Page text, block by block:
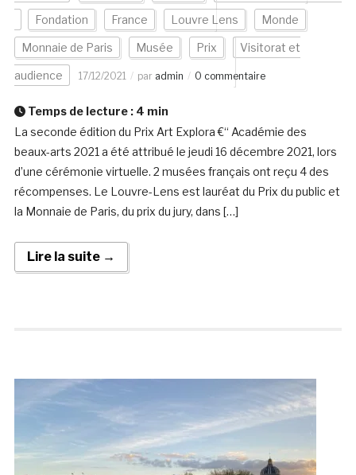
Fondation France Louvre Lens Monde
Monnaie de Paris Musée Prix Visitorat et
audience 17/12/2021 par admin 0 commentaire
Temps de lecture : 4 min
La seconde édition du Prix Art Explora €“ Académie des
beaux-arts 2021 a été attribué le jeudi 16 décembre 2021, lors
d’une cérémonie virtuelle. 2 musées français ont reçu 4 des
récompenses. Le Louvre-Lens est lauréat du Prix du public et
la Monnaie de Paris, du prix du jury, dans […]
Lire la suite →